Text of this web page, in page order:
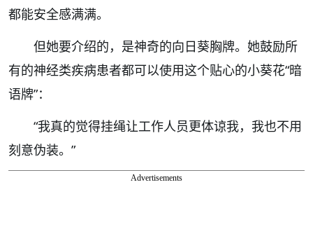
都能安全感满满。
但她要介绍的，是神奇的向日葵胸牌。她鼓励所
有的神经类疾病患者都可以使用这个贴心的小葵花“暗
语牌”：
“我真的觉得挂绳让工作人员更体谅我，我也不用
刻意伪装。”
Advertisements